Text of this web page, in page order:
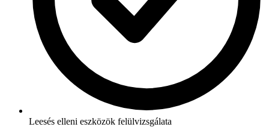
Leesés elleni eszközök felülvizsgálata